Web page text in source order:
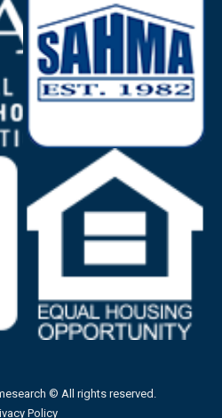
© All rights reserved.
Policy